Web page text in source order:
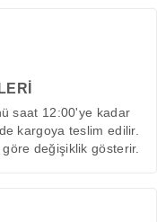
saat 12:00'ye kadar
kargoya teslim edilir.
değişiklik gösterir.